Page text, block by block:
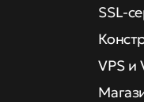
SSL-
VPS и